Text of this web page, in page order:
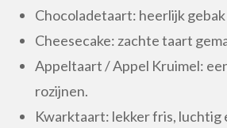
Chocoladetaart: heerlijk
Cheesecake: zachte taart
Appeltaart / Appel Kruimel:
rozijnen.
Kwarktaart: lekker fris, luchtig